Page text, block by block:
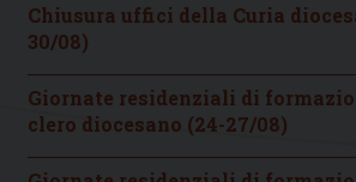
Chiusura uffici della Curia
30/08)
Giornate residenziali di
clero diocesano (24-27/08)